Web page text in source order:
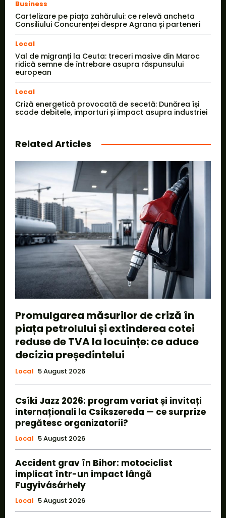
Business
Cartelizare pe piața zahărului: ce relevă ancheta
Consiliului Concurenței despre Agrana și parteneri
Local
Val de migranți la Ceuta: treceri masive din Maroc
ridică semne de întrebare asupra răspunsului
european
Local
Criză energetică provocată de secetă: Dunărea își
scade debitele, importuri și impact asupra industriei
Related Articles
Promulgarea măsurilor de criză în
piața petrolului și extinderea cotei
reduse de TVA la locuințe: ce aduce
decizia președintelui
Local 5 August 2026
Csíki Jazz 2026: program variat și invitați
internaționali la Csíkszereda — ce surprize
pregătesc organizatorii?
Local 5 August 2026
Accident grav în Bihor: motociclist
implicat într-un impact lângă
Fugyivásárhely
Local 5 August 2026